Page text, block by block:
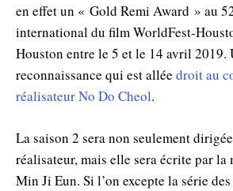
en effet un « Gold Remi Award » au
international du film WorldFest-
Houston entre le 5 et le 14 avril 2019.
reconnaissance qui est allée droit au
réalisateur No Do Cheol.
La saison 2 sera non seulement
réalisateur, mais elle sera écrite par la
Min Ji Eun. Si l’on excepte la série des